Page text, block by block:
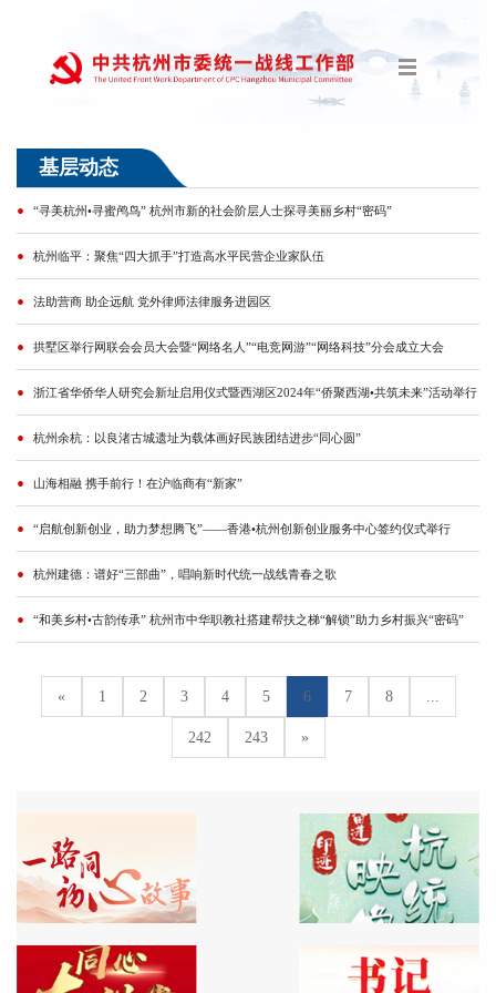
基层动态
“寻美杭州•寻蜜鸬鸟” 杭州市新的社会阶层人士探寻美丽乡村“密码”
杭州临平：聚焦“四大抓手”打造高水平民营企业家队伍
法助营商 助企远航 党外律师法律服务进园区
拱墅区举行网联会会员大会暨“网络名人”“电竞网游”“网络科技”分会成立大会
浙江省华侨华人研究会新址启用仪式暨西湖区2024年“侨聚西湖•共筑未来”活动举行
杭州余杭：以良渚古城遗址为载体画好民族团结进步“同心圆”
山海相融 携手前行！在沪临商有“新家”
“启航创新创业，助力梦想腾飞”——香港•杭州创新创业服务中心签约仪式举行
杭州建德：谱好“三部曲”，唱响新时代统一战线青春之歌
“和美乡村•古韵传承” 杭州市中华职教社搭建帮扶之梯“解锁”助力乡村振兴“密码”
« 1 2 3 4 5 6 7 8 ...
242 243 »